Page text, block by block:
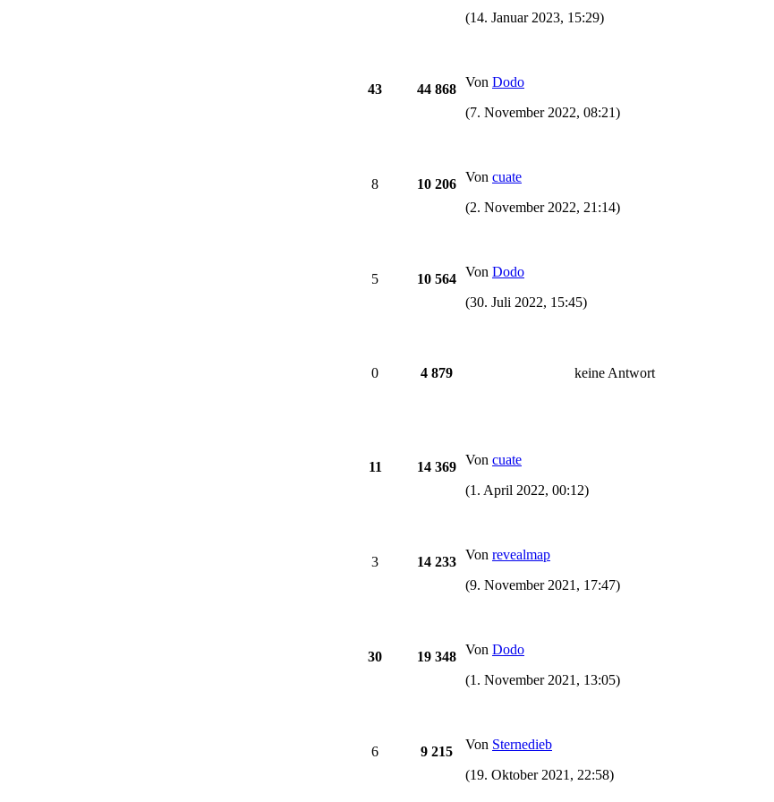
(14. Januar 2023, 15:29)
43 44 868 Von Dodo
(7. November 2022, 08:21)
8 10 206 Von cuate
(2. November 2022, 21:14)
5 10 564 Von Dodo
(30. Juli 2022, 15:45)
0 4 879 keine Antwort
11 14 369 Von cuate
(1. April 2022, 00:12)
3 14 233 Von revealmap
(9. November 2021, 17:47)
30 19 348 Von Dodo
(1. November 2021, 13:05)
6 9 215 Von Sternedieb
(19. Oktober 2021, 22:58)